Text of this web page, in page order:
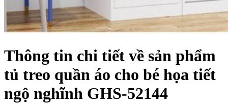
Thông tin chi tiết về sản phẩm
tủ treo quần áo cho bé họa tiết
ngộ nghĩnh GHS-52144